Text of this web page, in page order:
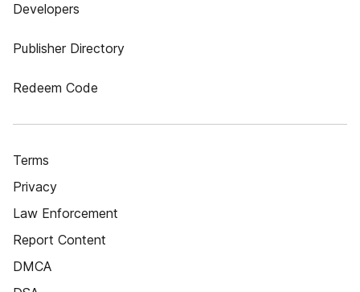
Developers
Publisher Directory
Redeem Code
Terms
Privacy
Law Enforcement
Report Content
DMCA